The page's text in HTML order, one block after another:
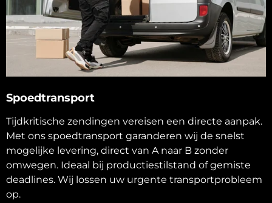
Spoedtransport
Tijdkritische zendingen vereisen een directe aanpak.
Met ons spoedtransport garanderen wij de snelst
mogelijke levering, direct van A naar B zonder
omwegen. Ideaal bij productiestilstand of gemiste
deadlines. Wij lossen uw urgente transportprobleem
op.